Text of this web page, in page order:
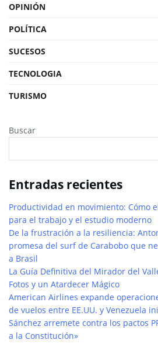
OPINIÓN
POLÍTICA
SUCESOS
TECNOLOGIA
TURISMO
Buscar
Entradas recientes
Productividad en movimiento: Cómo
para el trabajo y el estudio moderno
De la frustración a la resiliencia:
promesa del surf de Carabobo que
a Brasil
La Guía Definitiva del Mirador del
Fotos y un Atardecer Mágico
American Airlines expande
de vuelos entre EE.UU. y Venezuela
Sánchez arremete contra los pactos
a la Constitución»